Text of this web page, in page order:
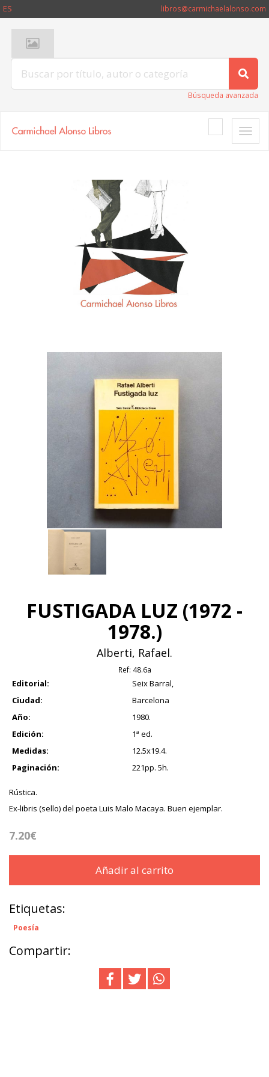
ES libros@carmichaelalonso.com
Búsqueda avanzada
Toggle
FUSTIGADA LUZ (1972 -
1978.)
Alberti, Rafael.
Ref: 48.6a
Editorial:
Seix Barral,
Ciudad:
Barcelona
Año:
1980.
Edición:
1ª ed.
Medidas:
12.5x19.4.
Paginación:
221pp. 5h.
Rústica.
Ex-libris (sello) del poeta Luis Malo Macaya. Buen ejemplar.
7.20€
Añadir al carrito
Etiquetas:
Poesía
Compartir: